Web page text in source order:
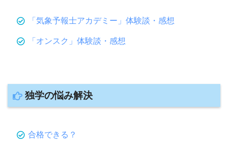
「気象予報士アカデミー」体験談・感想
「オンスク」体験談・感想
独学の悩み解決
合格できる？